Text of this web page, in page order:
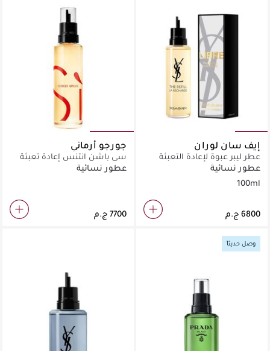
إيف سان لوران
عطر ليبر عبوة لإعادة التعبئة
عطور نسائية
100ml
جورجو أرماني
سي باشن انتنس إعادة تعبئة
عطور نسائية
وصل حديثاً